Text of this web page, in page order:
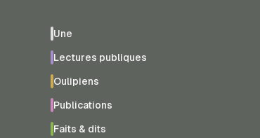
Une
Lectures publiques
Oulipiens
Publications
Faits & dits